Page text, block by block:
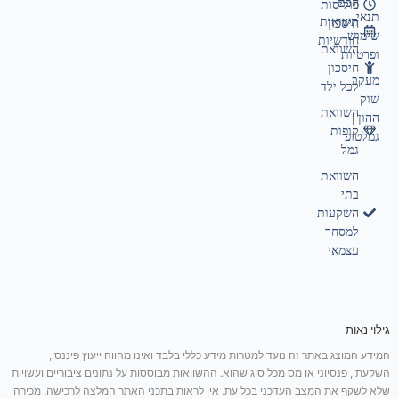
פוליסות
חיסכון
השוואת
חיסכון
לכל ילד
השוואת
קופות
גמל
השוואת
בתי
השקעות
למסחר
עצמאי
תנאי
שימוש
ופרטיות
מעקב
שוק
ההון |
גמלטופ
חכם
תשואות
חודשיות
גילוי נאות
המידע המוצג באתר זה נועד למטרות מידע כללי בלבד ואינו מהווה ייעוץ פיננסי,
השקעתי, פנסיוני או מס מכל סוג שהוא. ההשוואות מבוססות על נתונים ציבוריים ועשויות
שלא לשקף את המצב העדכני בכל עת. אין לראות בתכני האתר המלצה לרכישה, מכירה